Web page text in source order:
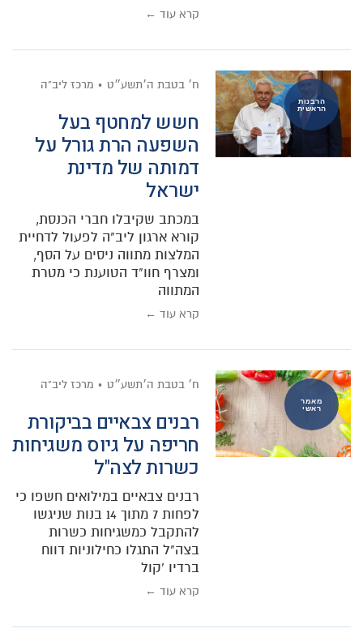
קרא עוד ←
הרבנות
הראשית
ח׳ בטבת ה׳תשע״ט מרכז ליב"ה
חשש למחטף בעל
השפעה הרת גורל על
דמותה של מדינת
ישראל
במכתב שקיבלו חברי הכנסת,
קורא ארגון ליב"ה לפעול לדחיית
המלצות מתווה ניסים על הסף,
ומצרף חוו"ד הטוענת כי מטרת
המתווה
קרא עוד ←
מאמר
ראשי
ח׳ בטבת ה׳תשע״ט מרכז ליב"ה
רבנים צבאיים בביקורת
חריפה על גיוס משגיחות
כשרות לצה"ל
רבנים צבאיים במילואים חשפו כי
לפחות 7 מתוך 14 בנות שניגשו
להתקבל כמשגיחות כשרות
בצה"ל התגלו כחילוניות דווח
ברדיו 'קול
קרא עוד ←